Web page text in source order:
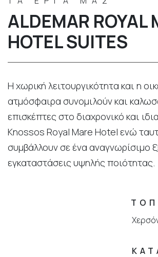
ALDEMAR ROYAL
HOTEL SUITES
Η χωρική λειτουργικότητα και η
ατμόσφαιρα συνομιλούν και
επισκέπτες στο διαχρονικό και
Knossos Royal Mare Hotel ενώ
συμβάλλουν σε ένα αναγνωρίσιμο
εγκαταστάσεις υψηλής ποιότητας.